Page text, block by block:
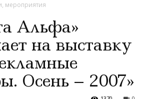
мероприятия
Альфа»
на выставку
Осень – 2007»